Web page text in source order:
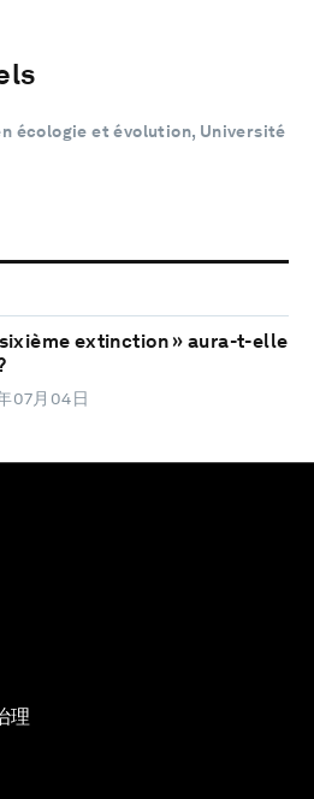
écologie et évolution, Université
sixième extinction » aura-t-elle
07月04日
理